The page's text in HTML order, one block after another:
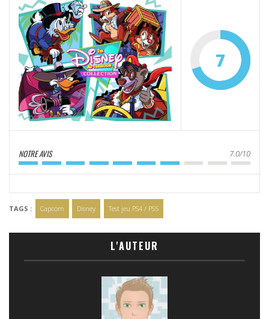
7
NOTRE AVIS 7.0/10
TAGS : Capcom Disney Test jeu PS4 / PS5
L'AUTEUR